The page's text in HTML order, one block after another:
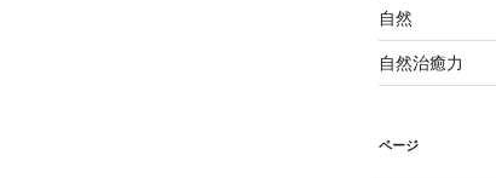
自然
自然治癒力
ページ